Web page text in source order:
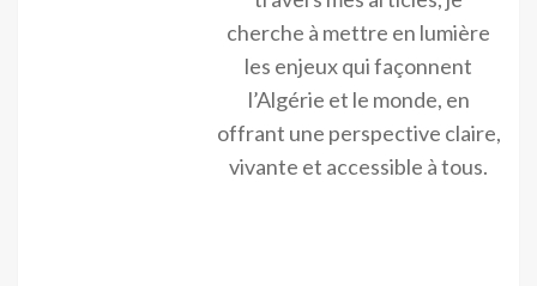
cherche à mettre en lumière
les enjeux qui façonnent
l’Algérie et le monde, en
offrant une perspective claire,
vivante et accessible à tous.